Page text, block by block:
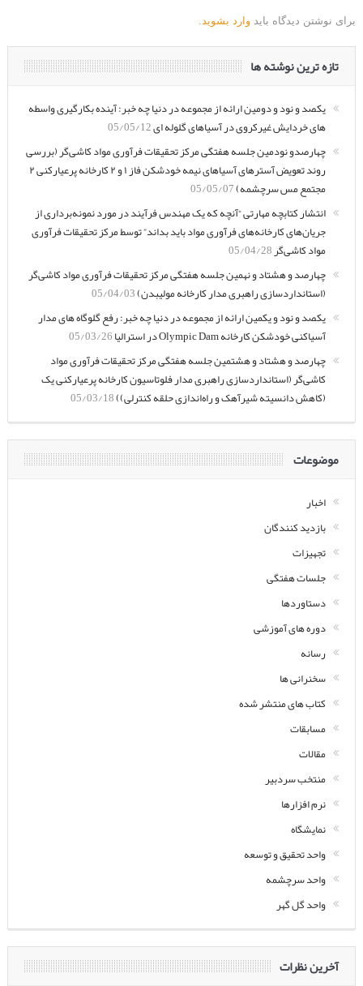
برای نوشتن دیدگاه باید وارد بشوید
تازه ترین نوشته ها
یکصد و نود و دومین ارائه از مجموعه در دنیا چه خبر: آینده بکارگیری واسطه
های خردایش غیرکروی در آسیاهای گلوله ای05/05/12
چهارصدو نودمین جلسه هفتگی مرکز تحقیقات فرآوری مواد کاشی‌گر (بررسی
روند تعویض آسترهای آسیاهای نیمه خودشکن فاز ۱ و ۲ کارخانه پرعیارکنی ۲
مجتمع مس سرچشمه)05/05/07
انتشار کتابچه مهارتی “آنچه که یک مهندس فرآیند در مورد نمونه‌برداری از
جریان‌های کارخانه‌های فرآوری مواد باید بداند” توسط مرکز تحقیقات فرآوری
مواد کاشی‌گر05/04/28
چهارصد و هشتاد و نهمین جلسه هفتگی مرکز تحقیقات فرآوری مواد کاشی‌گر
(استانداردسازی راهبری مدار کارخانه مولیبدن)05/04/03
یکصد و نود و یکمین ارائه از مجموعه در دنیا چه خبر: رفع گلوگاه های مدار
آسیاکنی خودشکن کارخانه Olympic Dam در استرالیا
05/03/26
چهارصد و هشتاد و هشتمین جلسه هفتگی مرکز تحقیقات فرآوری مواد
کاشی‌گر (استانداردسازی راهبری مدار فلوتاسیون کارخانه پرعیارکنی یک
(کاهش دانسیته شیرآهک و راه‌اندازی حلقه کنترلی))05/03/18
موضوعات
اخبار
بازدید کنندگان
تجهیزات
جلسات هفتگی
دستاوردها
دوره های آموزشی
رسانه
سخنرانی ها
کتاب های منتشر شده
مسابقات
مقالات
منتخب سردبیر
نرم افزارها
نمایشگاه
واحد تحقیق و توسعه
واحد سرچشمه
واحد گل گهر
آخرین نظرات